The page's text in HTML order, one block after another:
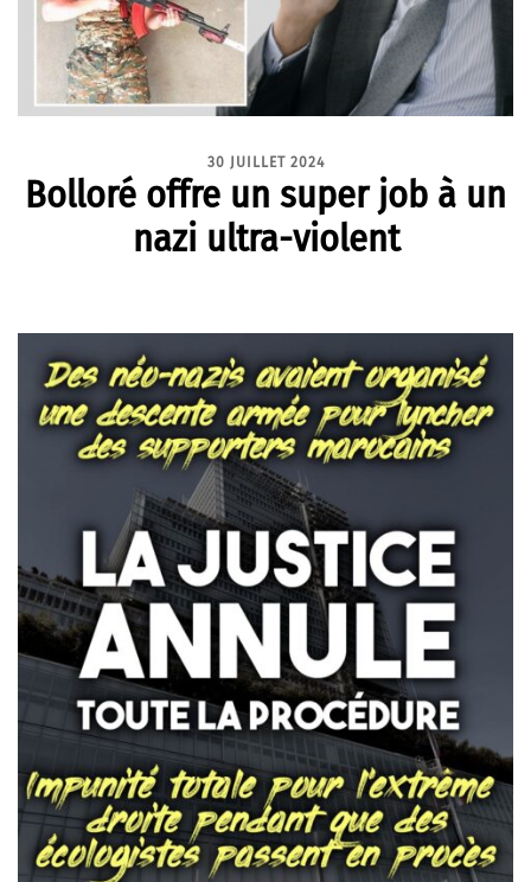
30 JUILLET 2024
Bolloré offre un super job à un
nazi ultra-violent